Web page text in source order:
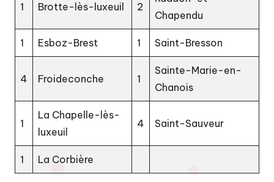
1 Brotte-lès-luxeuil 2
Chapendu
1 Esboz-Brest 1 Saint-Bresson
4 Froideconche 1
Sainte-Marie-en-
Chanois
1
La Chapelle-lès-
luxeuil
4 Saint-Sauveur
1 La Corbière